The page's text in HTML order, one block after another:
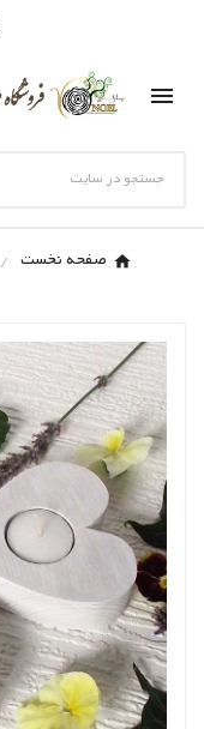

صفحه نخست